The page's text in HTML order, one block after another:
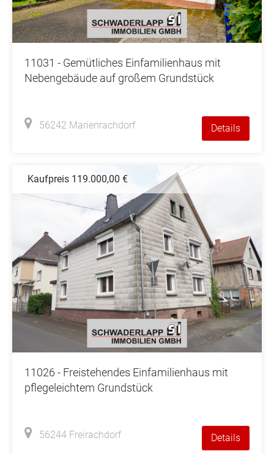
11031 - Gemütliches Einfamilienhaus mit
Nebengebäude auf großem Grundstück
56242 Marienrachdorf Details
11026 - Freistehendes Einfamilienhaus mit
pflegeleichtem Grundstück
Kaufpreis 119.000,00 €
56244 Freirachdorf Details